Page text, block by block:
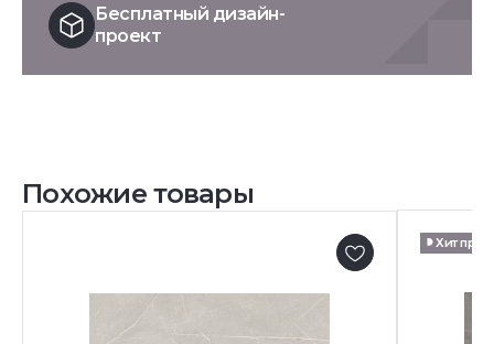
Бесплатный дизайн-
проект
Похожие товары
Хит